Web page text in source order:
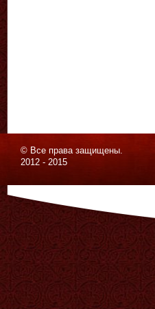
© Все права защищены.
2012 - 2015